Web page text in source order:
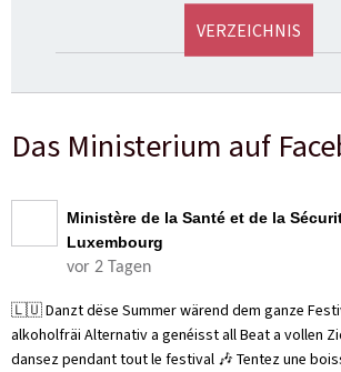
VERZEICHNIS
Das Ministerium auf
Ministère de la Santé et de la
Luxembourg
vor 2 Tagen
🇱🇺 Danzt dëse Summer wärend dem ganze
alkoholfräi Alternativ a genéisst all Beat a vollen
dansez pendant tout le festival 🎶 Tentez une